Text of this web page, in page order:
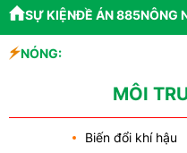
SỰ KIỆNĐỀ ÁN 885NÔNG
NÓNG:
MÔI
Biến đổi khí hậu